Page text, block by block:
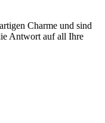
Charme und sind
Antwort auf all Ihre